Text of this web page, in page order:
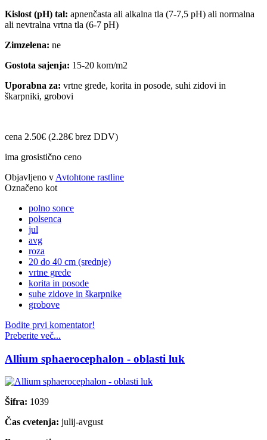
Kislost (pH) tal: apnenčasta ali alkalna tla (7-7,5 pH) ali normalna
ali nevtralna vrtna tla (6-7 pH)
Zimzelena: ne
Gostota sajenja: 15-20 kom/m2
Uporabna za: vrtne grede, korita in posode, suhi zidovi in
škarpniki, grobovi
cena 2.50€ (2.28€ brez DDV)
ima grosistično ceno
Objavljeno v Avtohtone rastline
Označeno kot
polno sonce
polsenca
jul
avg
roza
20 do 40 cm (srednje)
vrtne grede
korita in posode
suhe zidove in škarpnike
grobove
Bodite prvi komentator!
Preberite več...
Allium sphaerocephalon - oblasti luk
Šifra: 1039
Čas cvetenja: julij-avgust